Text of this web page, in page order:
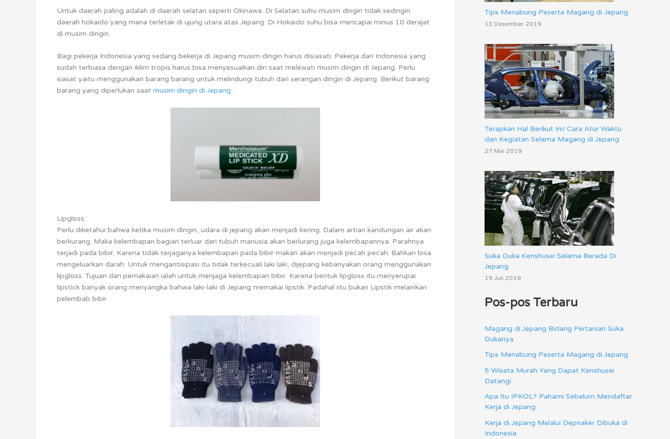
Untuk daerah paling adalah di daerah selatan seperti Okinawa. Di Selatan suhu musim dingin tidak sedingin
daerah hokaido yang mana terletak di ujung utara atas Jepang. Di Hokaido suhu bisa mencapai minus 10 derajat
di musim dingin.
Bagi pekerja Indonesia yang sedang bekerja di Jepang musim dingin harus disiasati. Pekerja dari Indonesia yang
sudah terbiasa dengan iklim tropis harus bisa menyesuaikan diri saat melewati musim dingin di Jepang. Perlu
siasat yaitu menggunakan barang barang untuk melindungi tubuh dari serangan dingin di Jepang. Berikut barang
barang yang diperlukan saat musim dingin di Jepang.
Lipgloss
Perlu diketahui bahwa ketika musim dingin, udara di jepang akan menjadi kering. Dalam artian kandungan air akan
berkurang. Maka kelembapan bagian terluar dari tubuh manusia akan berlurang juga kelembapannya. Parahnya
terjadi pada bibir. Karena tidak terjaganya kelembapan pada bibir makan akan menjadi pecah pecah. Bahkan bisa
mengeluarkan darah. Untuk mengantisipasi itu tidak terkecuali laki laki, dijepang kebanyakan orang menggunakan
lipgloss. Tujuan dari pemakaian ialah untuk menjaga kelembapan bibir. Karena bentuk lipgloss itu menyerupai
lipstick banyak orang menyangka bahwa laki-laki di Jepang memakai lipstik. Padahal iitu bukan Lipstik melainkan
pelembab bibir.
Tips Menabung Peserta Magang di Jepang
13 Desember 2019
Terapkan Hal Berikut Ini! Cara Atur Waktu
dan Kegiatan Selama Magang di Jepang
27 Mei 2019
Suka Duka Kenshusei Selama Berada Di
Jepang
19 Juli 2019
Pos-pos Terbaru
Magang di Jepang Bidang Pertanian Suka
Dukanya
Tips Menabung Peserta Magang di Jepang
5 Wisata Murah Yang Dapat Kenshusei
Datangi
Apa Itu IPKOL? Pahami Sebelum Mendaftar
Kerja di Jepang
Kerja di Jepang Melalui Depnaker Dibuka di
Indonesia